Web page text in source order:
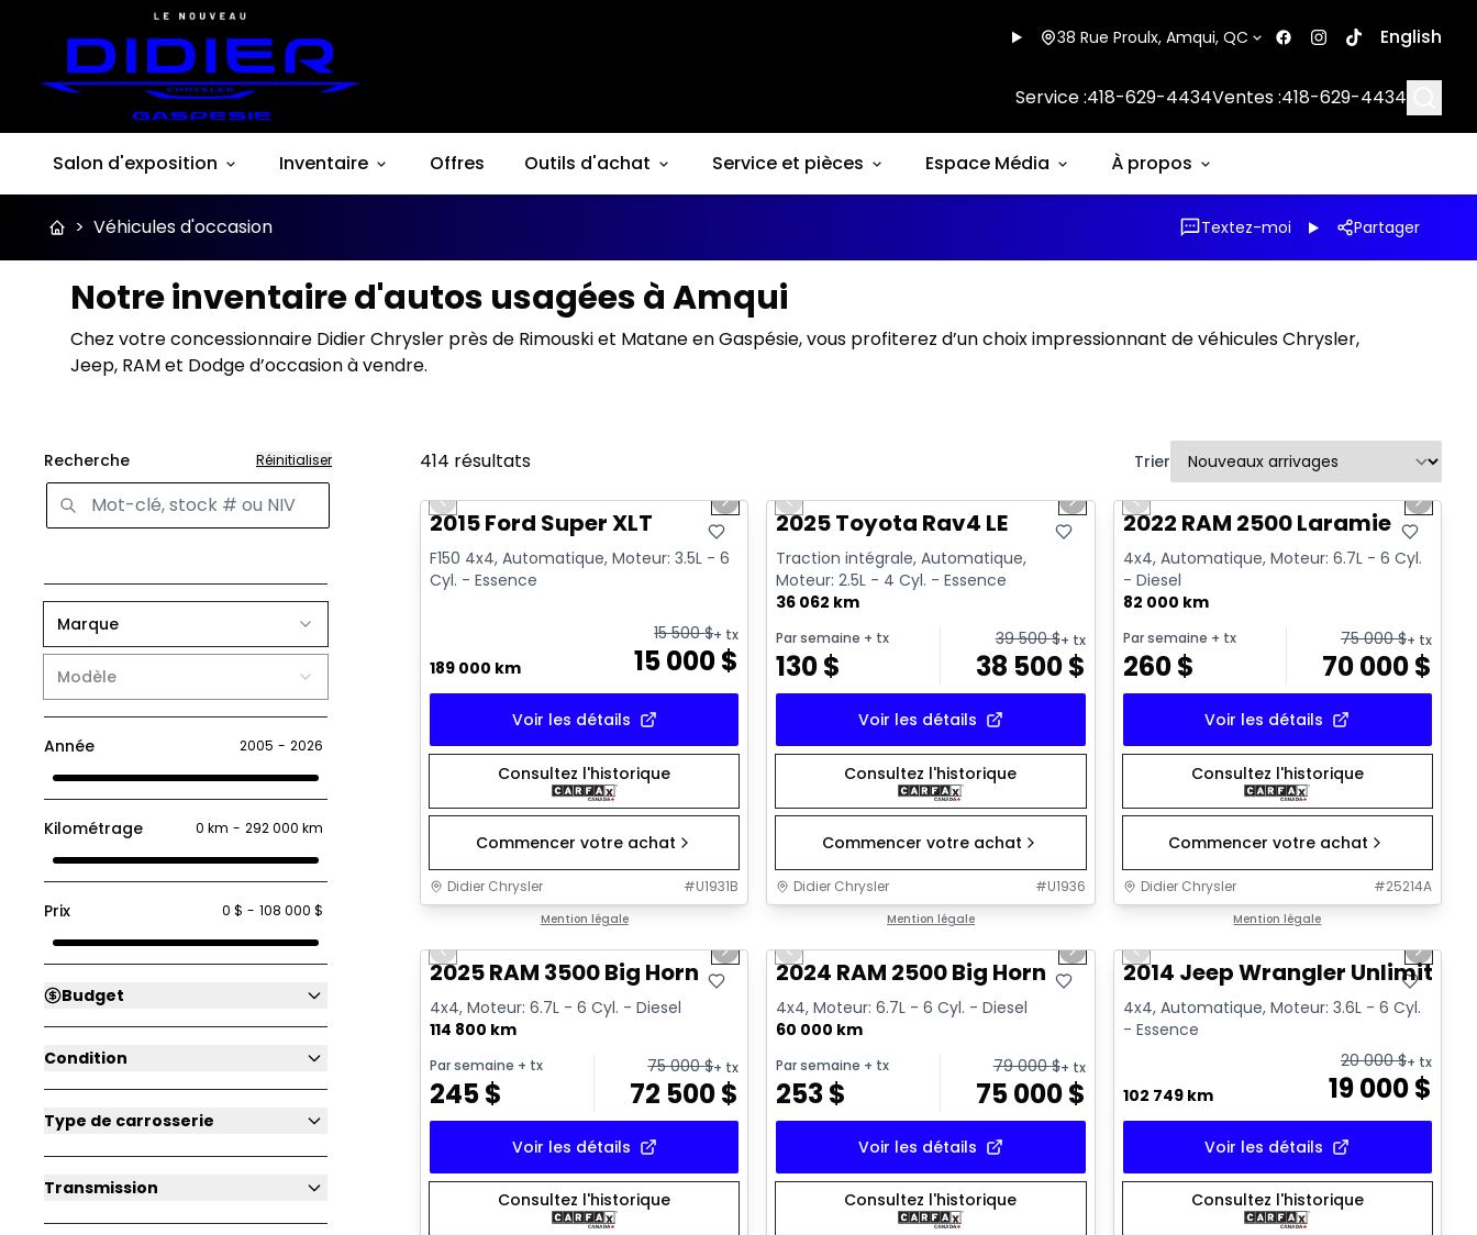
38 Rue Proulx, Amqui, QC English
Service :418-629-4434Ventes :418-629-4434
Salon d'exposition Inventaire Offres Outils d'achat Service et pièces Espace Média À propos
> Véhicules d'occasion Textez-moi Partager
Notre inventaire d'autos usagées à Amqui
Chez votre concessionnaire Didier Chrysler près de Rimouski et Matane en Gaspésie, vous profiterez d’un choix impressionnant de véhicules Chrysler,
Jeep, RAM et Dodge d’occasion à vendre.
Recherche Réinitialiser
Marque
Modèle
Année 2005 - 2026
Kilométrage 0 km - 292 000 km
Prix 0 $ - 108 000 $
Budget
Condition
Type de carrosserie
Transmission
414 résultats Trier
Très bonne offre
Previous slide Next slide
2015 Ford Super XLT
F150 4x4, Automatique, Moteur: 3.5L - 6
Cyl. - Essence
189 000 km 15 000$
15 500$+ tx
Voir les détails
Consultez l'historique
Commencer votre achat
Didier Chrysler #U1931B
Mention légale
Previous slide Next slide
2025 Toyota Rav4 LE
Traction intégrale, Automatique,
Moteur: 2.5L - 4 Cyl. - Essence
36 062 km
Par semaine + tx
130$
39 500$+ tx
38 500$
Voir les détails
Consultez l'historique
Commencer votre achat
Didier Chrysler #U1936
Mention légale
Très bonne offre
Previous slide Next
2022 RAM 2500 Laramie
4x4, Automatique, Moteur: 6.7L - 6 Cyl.
- Diesel
82 000 km
Par semaine + tx
260$
75 000$+ tx
70 000$
Voir les détails
Consultez l'historique
Commencer votre achat
Didier Chrysler #25214A
Mention légale
Très bonne offre
Previous slide Next slide
2025 RAM 3500 Big Horn
4x4, Moteur: 6.7L - 6 Cyl. - Diesel
114 800 km
Par semaine + tx
245$
75 000$+ tx
72 500$
Voir les détails
Consultez l'historique
Très bonne offre
Previous slide Next slide
2024 RAM 2500 Big Horn
4x4, Moteur: 6.7L - 6 Cyl. - Diesel
60 000 km
Par semaine + tx
253$
79 000$+ tx
75 000$
Voir les détails
Consultez l'historique
Très bonne offre
Previous slide Next
2014 Jeep Wrangler Unlimited
4x4, Automatique, Moteur: 3.6L - 6 Cyl.
- Essence
102 749 km 19 000$
20 000$+ tx
Voir les détails
Consultez l'historique